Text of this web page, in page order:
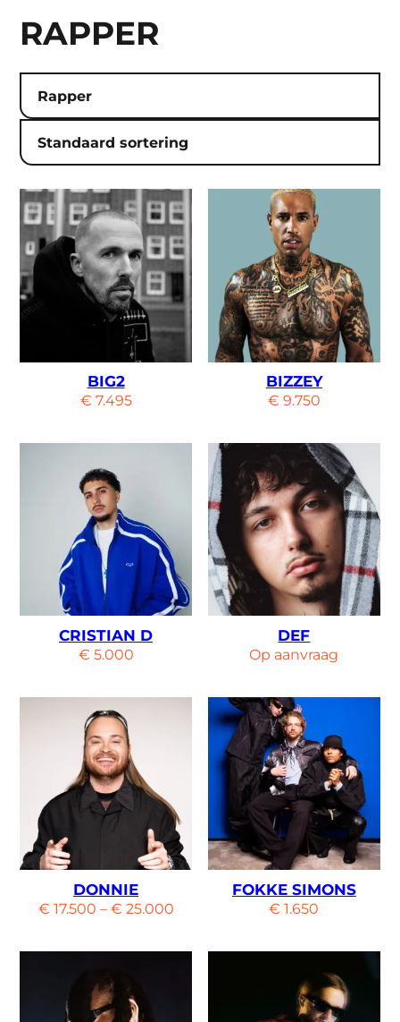
RAPPER
BIG2
€ 7.495
BIZZEY
€ 9.750
CRISTIAN D
€ 5.000
DEF
Op aanvraag
DONNIE
€ 17.500 – € 25.000
FOKKE SIMONS
€ 1.650